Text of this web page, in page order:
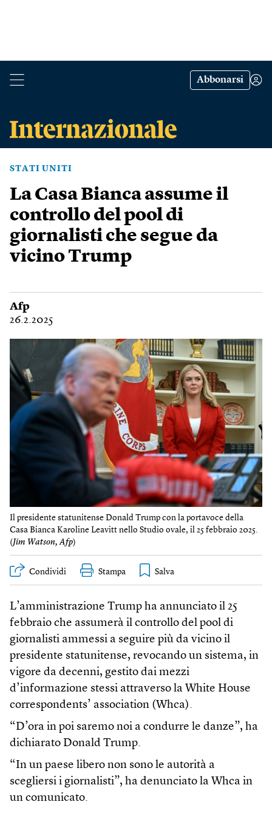
Abbonarsi
STATI UNITI
La Casa Bianca assume il
controllo del pool di
giornalisti che segue da
vicino Trump
Afp
26.2.2025
Il presidente statunitense Donald Trump con la portavoce della
Casa Bianca Karoline Leavitt nello Studio ovale, il 25 febbraio 2025.
(Jim Watson, Afp)
Condividi Stampa
L’amministrazione Trump ha annunciato il 25
febbraio che assumerà il controllo del pool di
giornalisti ammessi a seguire più da vicino il
presidente statunitense, revocando un sistema, in
vigore da decenni, gestito dai mezzi
d’informazione stessi attraverso la White House
correspondents’ association (Whca).
“D’ora in poi saremo noi a condurre le danze”, ha
dichiarato Donald Trump.
“In un paese libero non sono le autorità a
scegliersi i giornalisti”, ha denunciato la Whca in
un comunicato.